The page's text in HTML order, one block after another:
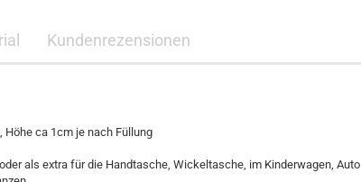
Kundenrezensionen
ca 1cm je nach Füllung
als extra für die Handtasche, Wickeltasche, im Kinderwagen, Auto